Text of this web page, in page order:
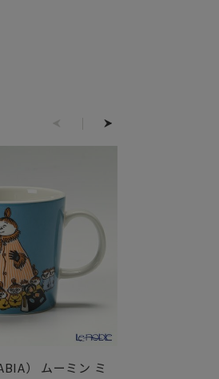
） ムーミン ミ